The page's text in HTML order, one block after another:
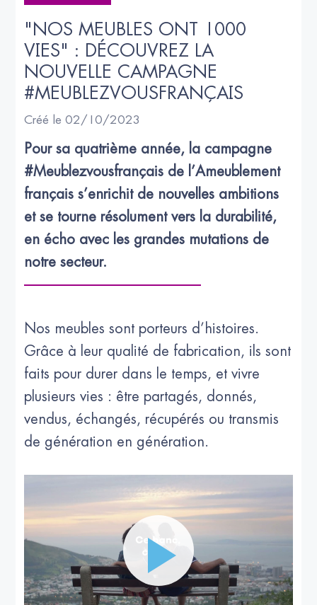
"NOS MEUBLES ONT 1000
VIES" : DÉCOUVREZ LA
NOUVELLE CAMPAGNE
#MEUBLEZVOUSFRANÇAIS
Créé le 02/10/2023
Pour sa quatrième année, la campagne
#Meublezvousfrançais de l’Ameublement
français s’enrichit de nouvelles ambitions
et se tourne résolument vers la durabilité,
en écho avec les grandes mutations de
notre secteur.
Nos meubles sont porteurs d’histoires.
Grâce à leur qualité de fabrication, ils sont
faits pour durer dans le temps, et vivre
plusieurs vies : être partagés, donnés,
vendus, échangés, récupérés ou transmis
de génération en génération.